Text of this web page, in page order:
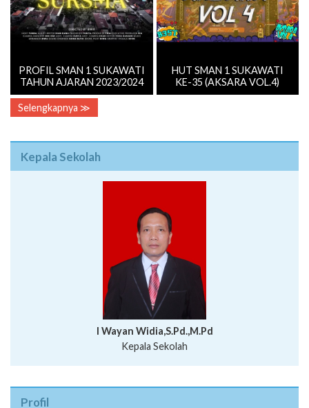
PROFIL SMAN 1 SUKAWATI
TAHUN AJARAN 2023/2024
HUT SMAN 1 SUKAWATI
KE-35 (AKSARA VOL.4)
Selengkapnya ≫
Kepala Sekolah
I Wayan Widia,S.Pd.,M.Pd
Kepala Sekolah
Profil